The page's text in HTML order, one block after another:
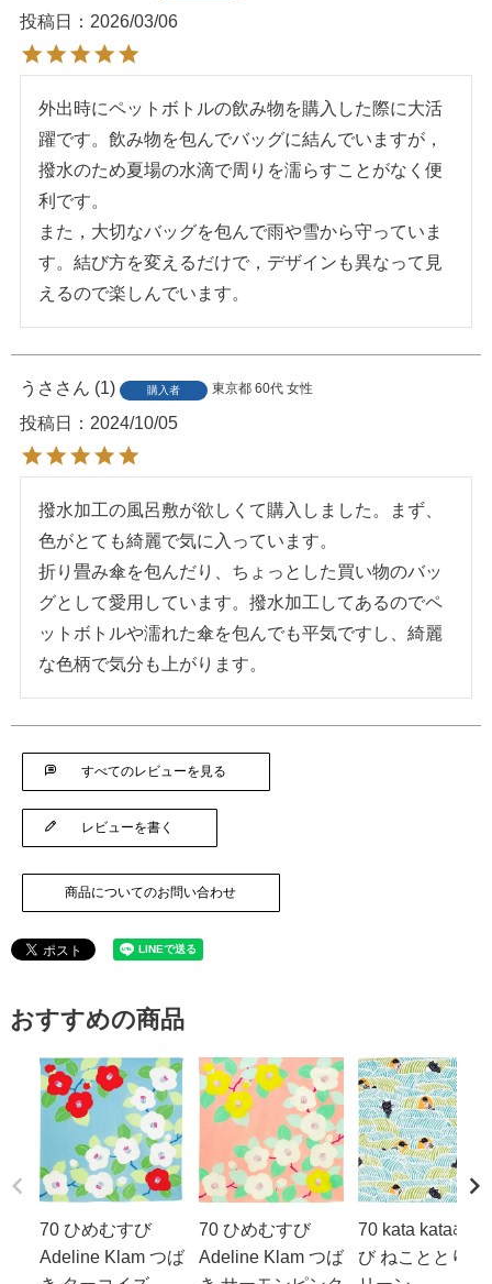
投稿日 2026/03/06
外出時にペットボトルの飲み物を購入した際に大活
躍です。飲み物を包んでバッグに結んでいますが，
撥水のため夏場の水滴で周りを濡らすことがなく便
利です。
また，大切なバッグを包んで雨や雪から守っていま
す。結び方を変えるだけで，デザインも異なって見
えるので楽しんでいます。
うさ 1 購入者 東京都 60代 女性
投稿日 2024/10/05
撥水加工の風呂敷が欲しくて購入しました。まず、
色がとても綺麗で気に入っています。
折り畳み傘を包んだり、ちょっとした買い物のバッ
グとして愛用しています。撥水加工してあるのでペ
ットボトルや濡れた傘を包んでも平気ですし、綺麗
な色柄で気分も上がります。
すべてのレビューを見る
レビューを書く
商品についてのお問い合わせ
おすすめの商品
70 ひめむすび
Adeline Klam つば
70 ひめむすび
Adeline Klam つば
70 kata kataむす
び ねこととり グ